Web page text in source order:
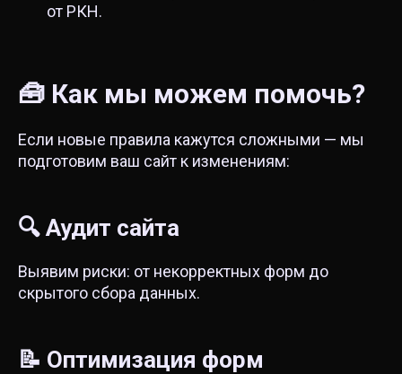
от РКН.
🧰 Как мы можем помочь?
Если новые правила кажутся сложными — мы
подготовим ваш сайт к изменениям:
🔍 Аудит сайта
Выявим риски: от некорректных форм до
скрытого сбора данных.
📝 Оптимизация форм